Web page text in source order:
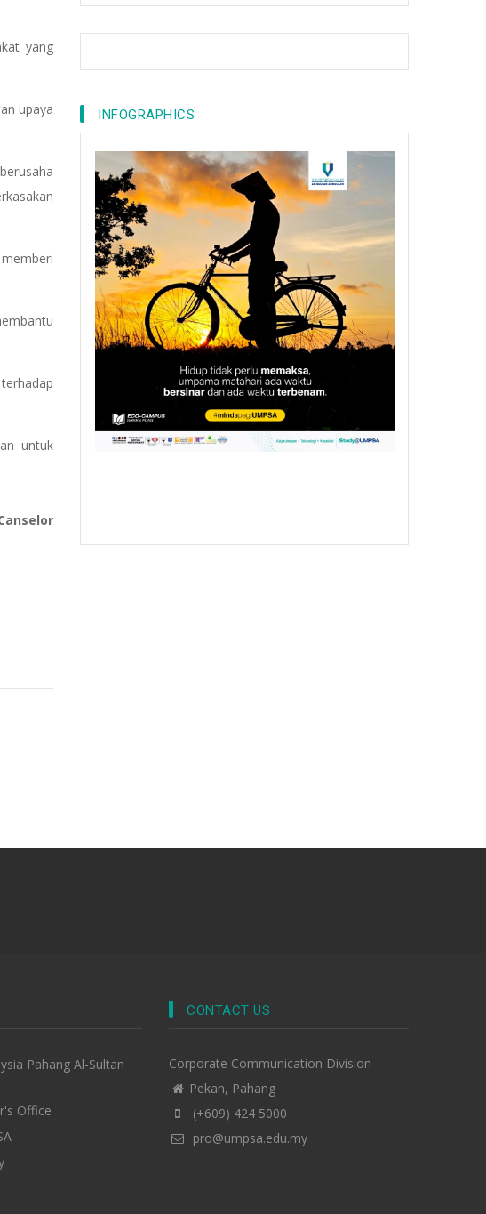
yang
upaya
untuk
INFOGRAPHICS
Pahang Al-Sultan
Office
CONTACT US
Corporate Communication Division
Pekan, Pahang
(+609) 424 5000
pro@umpsa.edu.my